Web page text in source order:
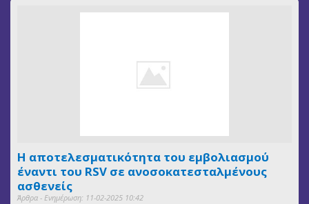
Η αποτελεσματικότητα του εμβολιασμού
έναντι του RSV σε ανοσοκατεσταλμένους
ασθενείς
Άρθρα - Ενημέρωση: 11-02-2025 10:42